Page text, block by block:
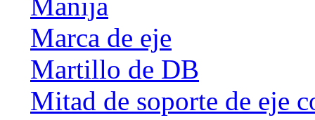
Marca de eje
Martillo de DB
Mitad de soporte de eje